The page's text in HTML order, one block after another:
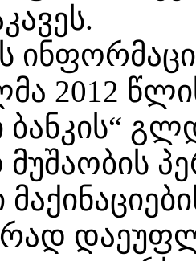
2012
მუშაობის